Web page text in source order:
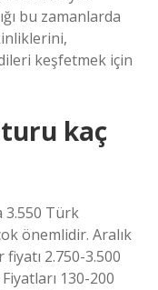
bu zamanlarda
keşfetmek için
kaç
3.550 Türk
önemlidir. Aralık
2.750-3.500
130-200